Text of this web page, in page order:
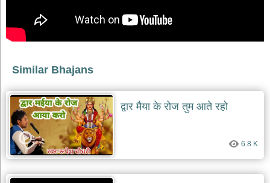
nath
bhajans
भक्ति
patriotic
bhajans
खाटू
श्याम
भजन
khatu
bhajans
Similar Bhajans
द्वार मैया के रोज तुम आते रहो
6.8 K